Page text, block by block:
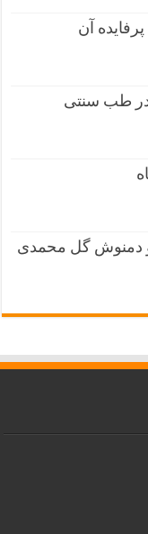
آن
طب سنتی
دمنوش گل محمدی